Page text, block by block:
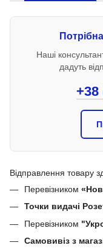
Наші
дадуть
+38
Відправлення товару
Перевізником
Точки видачі
Перевізником
Самовивіз з